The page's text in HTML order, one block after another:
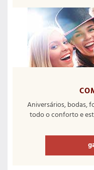
Aniversários, bodas,
todo o conforto e